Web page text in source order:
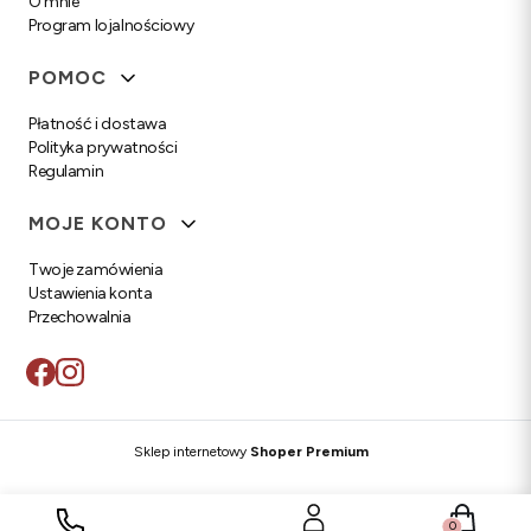
Program lojalnościowy
POMOC
Płatność i dostawa
Polityka prywatności
Regulamin
MOJE KONTO
Twoje zamówienia
Ustawienia konta
Przechowalnia
Sklep internetowy Shoper Premium
Produkty